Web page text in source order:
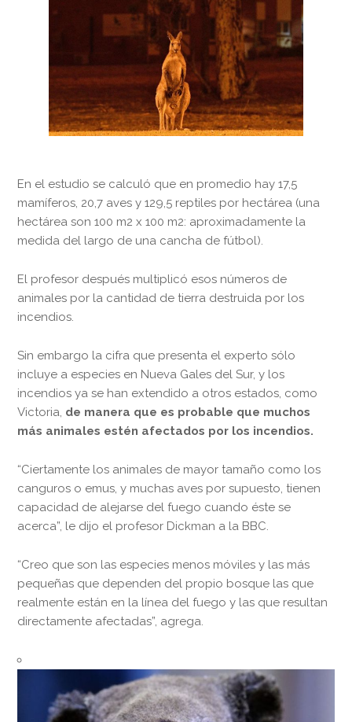
En el estudio se calculó que en promedio hay 17,5
mamíferos, 20,7 aves y 129,5 reptiles por hectárea (una
hectárea son 100 m2 x 100 m2: aproximadamente la
medida del largo de una cancha de fútbol).
El profesor después multiplicó esos números de
animales por la cantidad de tierra destruida por los
incendios.
Sin embargo la cifra que presenta el experto sólo
incluye a especies en Nueva Gales del Sur, y los
incendios ya se han extendido a otros estados, como
Victoria, de manera que es probable que muchos
más animales estén afectados por los incendios.
“Ciertamente los animales de mayor tamaño como los
canguros o emus, y muchas aves por supuesto, tienen
capacidad de alejarse del fuego cuando éste se
acerca”, le dijo el profesor Dickman a la BBC.
“Creo que son las especies menos móviles y las más
pequeñas que dependen del propio bosque las que
realmente están en la línea del fuego y las que resultan
directamente afectadas”, agrega.